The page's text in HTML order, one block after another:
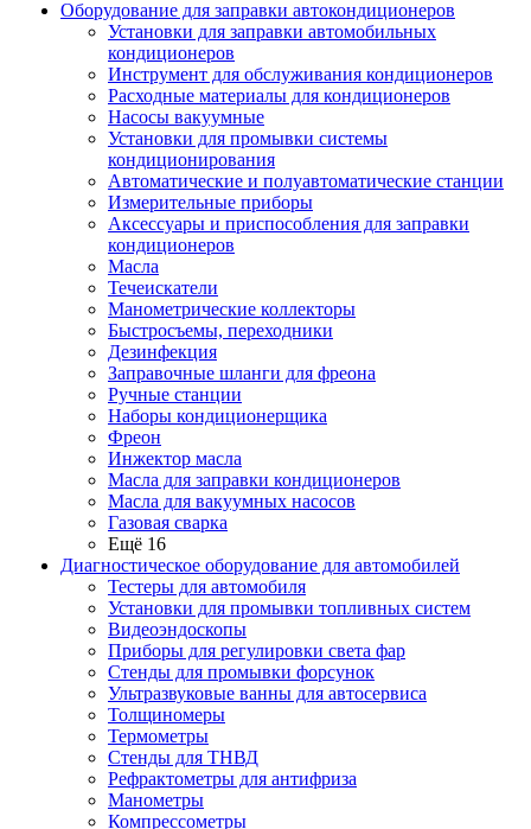
Оборудование для заправки автокондиционеров
Установки для заправки автомобильных
кондиционеров
Инструмент для обслуживания кондиционеров
Расходные материалы для кондиционеров
Насосы вакуумные
Установки для промывки системы
кондиционирования
Автоматические и полуавтоматические станции
Измерительные приборы
Аксессуары и приспособления для заправки
кондиционеров
Масла
Течеискатели
Манометрические коллекторы
Быстросъемы, переходники
Дезинфекция
Заправочные шланги для фреона
Ручные станции
Наборы кондиционерщика
Фреон
Инжектор масла
Масла для заправки кондиционеров
Масла для вакуумных насосов
Газовая сварка
Ещё 16
Диагностическое оборудование для автомобилей
Тестеры для автомобиля
Установки для промывки топливных систем
Видеоэндоскопы
Приборы для регулировки света фар
Стенды для промывки форсунок
Ультразвуковые ванны для автосервиса
Толщиномеры
Термометры
Стенды для ТНВД
Рефрактометры для антифриза
Манометры
Компрессометры